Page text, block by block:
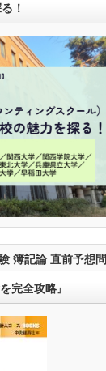
！
簿記論 直前予想問
完全攻略』